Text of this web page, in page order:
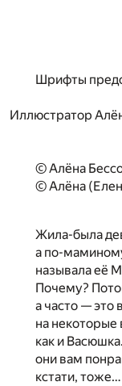
Шрифты
Иллюстратор
© Алёна
© Алёна
Жила-была
а по-
называла её
Почему?
а часто — это
на
как и
они вам
кстати, тоже…